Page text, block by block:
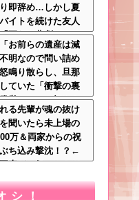
即辞め…しかし夏
イトを続けた友人
更なる悲劇」←こ
われすぎだろ
お前らの遺産は減
明なので問い詰め
鳴り散らし、旦那
ていた「衝撃の裏
覚ｗｗｗ←知らん
れてて草
る先輩が魂の抜け
聞いたら未上場の
万＆両家からの祝
ち込み撃沈！？←
素どこ行ったんだ
シ！